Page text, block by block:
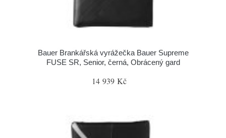
Bauer Brankářská vyrážečka Bauer Supreme
FUSE SR, Senior, černá, Obrácený gard
14 939 Kč